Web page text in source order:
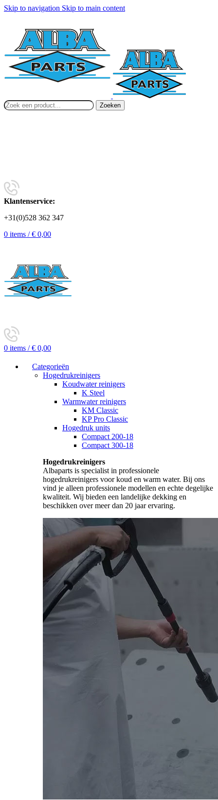
Skip to navigation Skip to main content
Zoeken
Klantenservice:
+31(0)528 362 347
0 items / € 0,00
0 items / € 0,00
Categorieën
Hogedrukreinigers
Koudwater reinigers
K Steel
Warmwater reinigers
KM Classic
KP Pro Classic
Hogedruk units
Compact 200-18
Compact 300-18
Hogedrukreinigers
Albaparts is specialist in professionele
hogedrukreinigers voor koud en warm water. Bij ons
vind je alleen professionele modellen en echte degelijke
kwaliteit. Wij bieden een landelijke dekking en
beschikken over meer dan 20 jaar ervaring.